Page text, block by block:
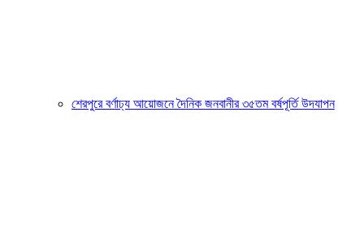
শেরপুরে বর্ণাঢ্য আয়োজনে দৈনিক জনবানীর ৩৫তম বর্ষপূর্তি উদযাপন